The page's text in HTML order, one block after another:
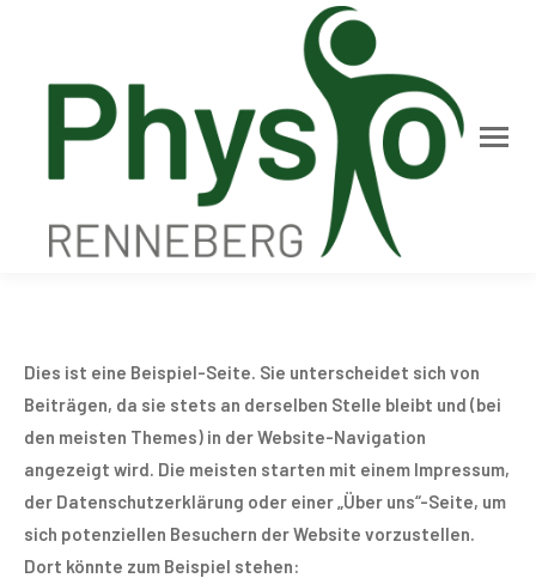
Dies ist eine Beispiel-Seite. Sie unterscheidet sich von
Beiträgen, da sie stets an derselben Stelle bleibt und (bei
den meisten Themes) in der Website-Navigation
angezeigt wird. Die meisten starten mit einem Impressum,
der Datenschutzerklärung oder einer „Über uns“-Seite, um
sich potenziellen Besuchern der Website vorzustellen.
Dort könnte zum Beispiel stehen: